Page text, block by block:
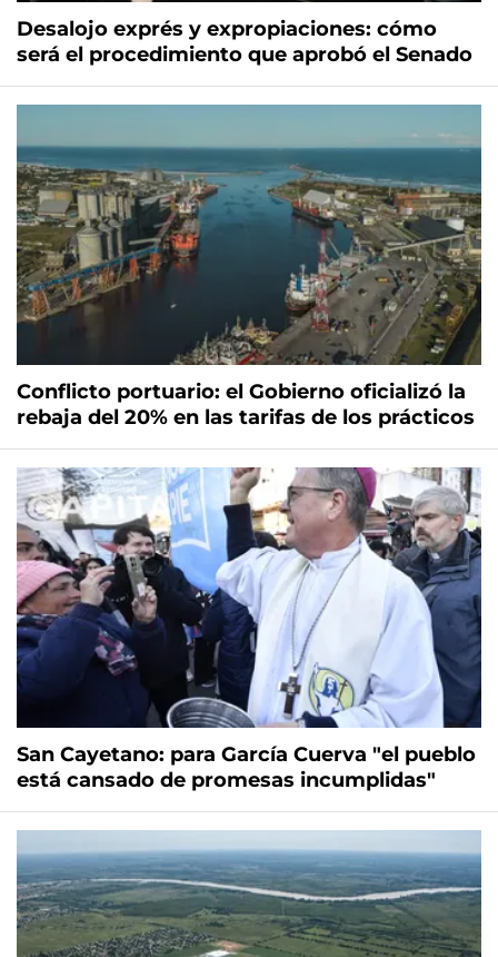
Desalojo exprés y expropiaciones: cómo
será el procedimiento que aprobó el Senado
Conflicto portuario: el Gobierno oficializó la
rebaja del 20% en las tarifas de los prácticos
San Cayetano: para García Cuerva "el pueblo
está cansado de promesas incumplidas"